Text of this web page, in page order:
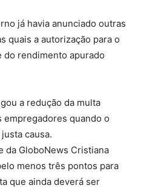
já havia anunciado outras
quais a autorização para o
rendimento apurado
a redução da multa
empregadores quando o
causa.
da GloboNews Cristiana
menos três pontos para
que ainda deverá ser